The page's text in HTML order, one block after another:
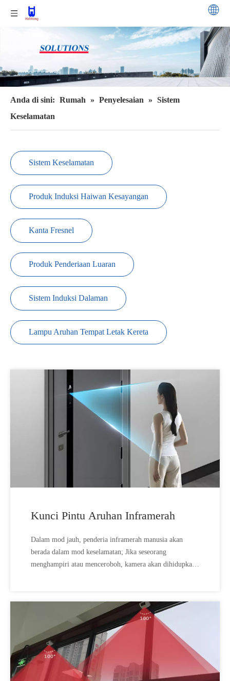
Anda di sini: Rumah » Penyelesaian » Sistem
Keselamatan
Sistem Keselamatan
Produk Induksi Haiwan Kesayangan
Kanta Fresnel
Produk Penderiaan Luaran
Sistem Induksi Dalaman
Lampu Aruhan Tempat Letak Kereta
Kunci Pintu Aruhan Inframerah
Dalam mod jauh, penderia inframerah manusia akan
berada dalam mod keselamatan; Jika seseorang
menghampiri atau menceroboh, kamera akan dihidupkan
rendah.